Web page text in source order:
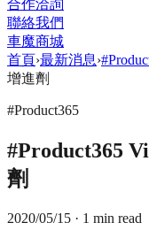
合作洽詢
聯絡我們
車魔商城
首頁›最新消息›
增進劑
#Product365
#Product365
劑
2020/05/15 · 1 min read